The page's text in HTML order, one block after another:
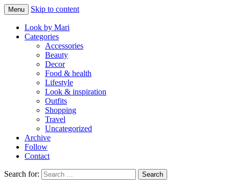
LOOK BY MARI
Makeup & beauty blog
Menu Skip to content
Look by Mari
Categories
Accessories
Beauty
Decor
Food & health
Lifestyle
Look & inspiration
Outfits
Shopping
Travel
Uncategorized
Archive
Follow
Contact
Search for: